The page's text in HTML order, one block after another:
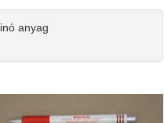
anyag